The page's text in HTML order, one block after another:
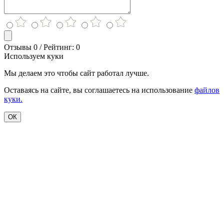
Отзывы 0 / Рейтинг: 0
Используем куки
Мы делаем это чтобы сайт работал лучше.
Оставаясь на сайте, вы соглашаетесь на использование файлов
куки.
ОК